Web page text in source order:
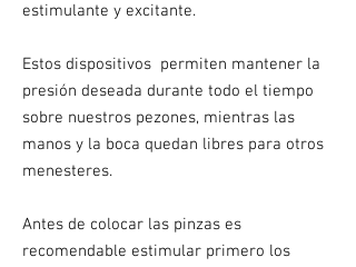
estimulante y excitante.
Estos dispositivos permiten mantener la
presión deseada durante todo el tiempo
sobre nuestros pezones, mientras las
manos y la boca quedan libres para otros
menesteres.
Antes de colocar las pinzas es
recomendable estimular primero los